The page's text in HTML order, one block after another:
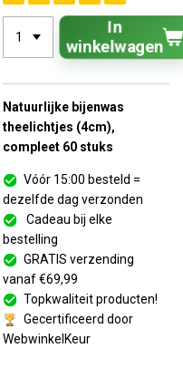
In
winkelwagen
Natuurlijke bijenwas
theelichtjes (4cm),
compleet 60 stuks
Vóór 15:00 besteld =
dezelfde dag verzonden
Cadeau bij elke
bestelling
GRATIS verzending
vanaf €69,99
Topkwaliteit producten!
Gecertificeerd door
WebwinkelKeur